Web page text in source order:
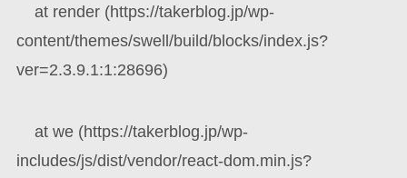
at render (https://takerblog.jp/wp-
content/themes/swell/build/blocks/index.js?
ver=2.3.9.1:1:28696)
at we (https://takerblog.jp/wp-
includes/js/dist/vendor/react-dom.min.js?